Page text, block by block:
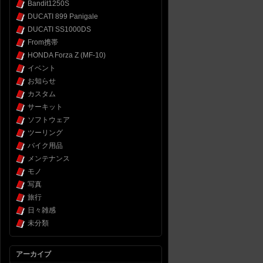
Bandit1250S
DUCATI 899 Panigale
DUCATI SS1000DS
From携帯
HONDA Forza Z (MF-10)
イベント
お知らせ
カスタム
サーキット
ソフトウェア
ツーリング
バイク用品
メンテナンス
モノ
写真
旅行
日々雑感
未分類
アーカイブ